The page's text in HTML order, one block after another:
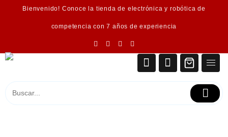
Bienvenido! Conoce la tienda de electrónica y robótica de
competencia con 7 años de experiencia